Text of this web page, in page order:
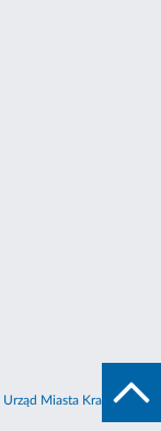
Urząd Miasta Krakowa